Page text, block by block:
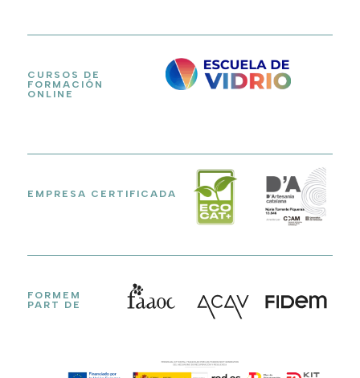
CURSOS DE
FORMACIÓN
ONLINE
EMPRESA CERTIFICADA
FORMEM
PART DE